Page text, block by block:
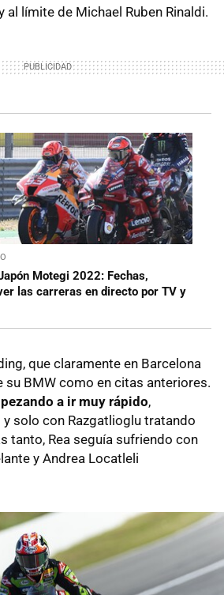
al límite de Michael Ruben Rinaldi.
Motegi 2022: Fechas,
las carreras en directo por TV y
que claramente en Barcelona
su BMW como en citas anteriores.
a ir muy rápido,
solo con Razgatlioglu tratando
tanto, Rea seguía sufriendo con
y Andrea Locatleli